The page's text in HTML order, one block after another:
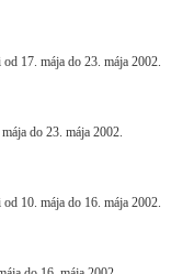
17. mája do 23. mája 2002.
do 23. mája 2002.
10. mája do 16. mája 2002.